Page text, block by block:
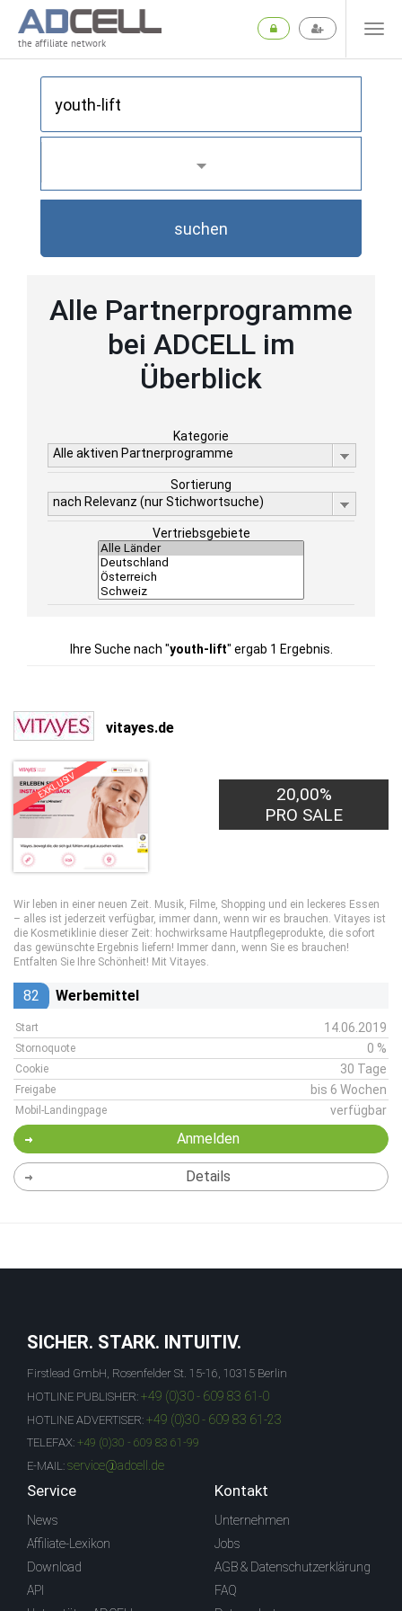
the affiliate network
suchen
Alle Partnerprogramme
bei ADCELL im
Überblick
Kategorie
Alle aktiven Partnerprogramme
Sortierung
nach Relevanz (nur Stichwortsuche)
Vertriebsgebiete
Ihre Suche nach "youth-lift" ergab 1 Ergebnis.
vitayes.de
EXKLUSIV
20,00%
PRO SALE
Wir leben in einer neuen Zeit. Musik, Filme, Shopping und ein leckeres Essen
– alles ist jederzeit verfügbar, immer dann, wenn wir es brauchen. Vitayes ist
die Kosmetiklinie dieser Zeit: hochwirksame Hautpflegeprodukte, die sofort
das gewünschte Ergebnis liefern! Immer dann, wenn Sie es brauchen!
Entfalten Sie Ihre Schönheit! Mit Vitayes.
82 Werbemittel
Start 14.06.2019
Stornoquote 0 %
Cookie 30 Tage
Freigabe bis 6 Wochen
Mobil-Landingpage verfügbar
Anmelden
Details
SICHER. STARK. INTUITIV.
Firstlead GmbH, Rosenfelder St. 15-16, 10315 Berlin
HOTLINE PUBLISHER: +49 (0)30 - 609 83 61-0
HOTLINE ADVERTISER: +49 (0)30 - 609 83 61-23
TELEFAX: +49 (0)30 - 609 83 61-99
E-MAIL: service@adcell.de
Service
News
Affiliate-Lexikon
Download
API
Kontakt
Unternehmen
Jobs
AGB & Datenschutzerklärung
FAQ